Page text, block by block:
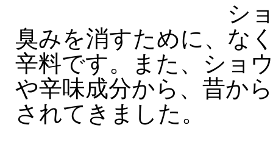
ショ
臭みを消すために、な
辛料です。また、ショ
や辛味成分から、昔か
されてきました。